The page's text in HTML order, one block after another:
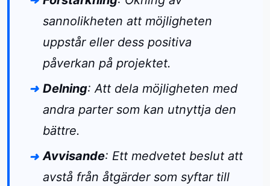
sannolikheten att möjligheten
uppstår eller dess positiva
påverkan på projektet.
Delning: Att dela möjligheten med
andra parter som kan utnyttja den
bättre.
Avvisande: Ett medvetet beslut att
avstå från åtgärder som syftar till